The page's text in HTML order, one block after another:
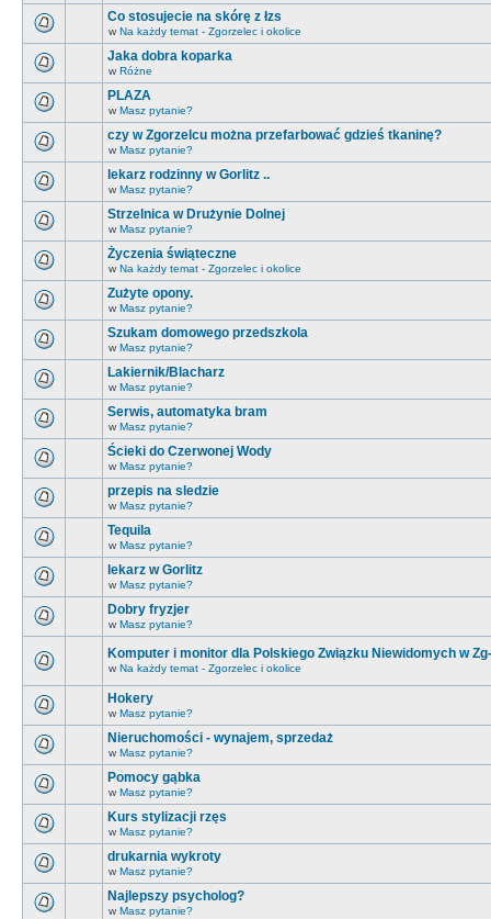
Co stosujecie na skórę z łzs
w Na każdy temat - Zgorzelec i okolice
Jaka dobra koparka
w Różne
PLAZA
w Masz pytanie?
czy w Zgorzelcu można przefarbować gdzieś tkaninę?
w Masz pytanie?
lekarz rodzinny w Gorlitz ..
w Masz pytanie?
Strzelnica w Drużynie Dolnej
w Masz pytanie?
Życzenia świąteczne
w Na każdy temat - Zgorzelec i okolice
Zużyte opony.
w Masz pytanie?
Szukam domowego przedszkola
w Masz pytanie?
Lakiernik/Blacharz
w Masz pytanie?
Serwis, automatyka bram
w Masz pytanie?
Ścieki do Czerwonej Wody
w Masz pytanie?
przepis na sledzie
w Masz pytanie?
Tequila
w Masz pytanie?
lekarz w Gorlitz
w Masz pytanie?
Dobry fryzjer
w Masz pytanie?
Komputer i monitor dla Polskiego Związku Niewidomych w
w Na każdy temat - Zgorzelec i okolice
Hokery
w Masz pytanie?
Nieruchomości - wynajem, sprzedaż
w Masz pytanie?
Pomocy gąbka
w Masz pytanie?
Kurs stylizacji rzęs
w Masz pytanie?
drukarnia wykroty
w Masz pytanie?
Najlepszy psycholog?
w Masz pytanie?